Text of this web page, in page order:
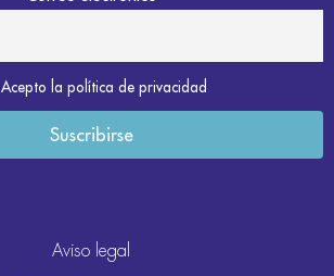
Acepto la política de privacidad
Aviso legal